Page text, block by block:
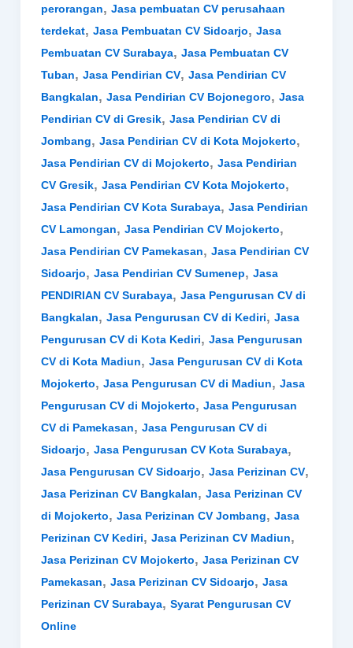
perorangan, Jasa pembuatan CV perusahaan
terdekat, Jasa Pembuatan CV Sidoarjo, Jasa
Pembuatan CV Surabaya, Jasa Pembuatan CV
Tuban, Jasa Pendirian CV, Jasa Pendirian CV
Bangkalan, Jasa Pendirian CV Bojonegoro, Jasa
Pendirian CV di Gresik, Jasa Pendirian CV di
Jombang, Jasa Pendirian CV di Kota Mojokerto,
Jasa Pendirian CV di Mojokerto, Jasa Pendirian
CV Gresik, Jasa Pendirian CV Kota Mojokerto,
Jasa Pendirian CV Kota Surabaya, Jasa Pendirian
CV Lamongan, Jasa Pendirian CV Mojokerto,
Jasa Pendirian CV Pamekasan, Jasa Pendirian CV
Sidoarjo, Jasa Pendirian CV Sumenep, Jasa
PENDIRIAN CV Surabaya, Jasa Pengurusan CV di
Bangkalan, Jasa Pengurusan CV di Kediri, Jasa
Pengurusan CV di Kota Kediri, Jasa Pengurusan
CV di Kota Madiun, Jasa Pengurusan CV di Kota
Mojokerto, Jasa Pengurusan CV di Madiun, Jasa
Pengurusan CV di Mojokerto, Jasa Pengurusan
CV di Pamekasan, Jasa Pengurusan CV di
Sidoarjo, Jasa Pengurusan CV Kota Surabaya,
Jasa Pengurusan CV Sidoarjo, Jasa Perizinan CV,
Jasa Perizinan CV Bangkalan, Jasa Perizinan CV
di Mojokerto, Jasa Perizinan CV Jombang, Jasa
Perizinan CV Kediri, Jasa Perizinan CV Madiun,
Jasa Perizinan CV Mojokerto, Jasa Perizinan CV
Pamekasan, Jasa Perizinan CV Sidoarjo, Jasa
Perizinan CV Surabaya, Syarat Pengurusan CV
Online